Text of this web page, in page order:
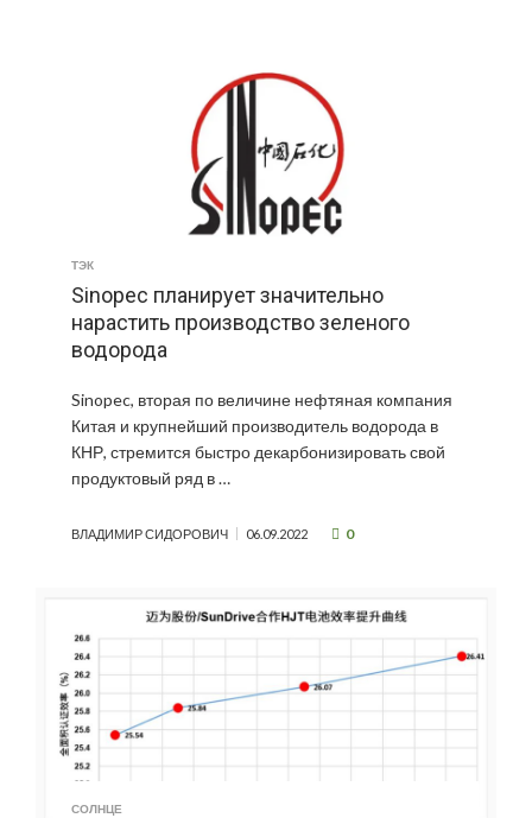
ТЭК
Sinopec планирует значительно
нарастить производство зеленого
водорода
Sinopec, вторая по величине нефтяная компания
Китая и крупнейший производитель водорода в
КНР, стремится быстро декарбонизировать свой
продуктовый ряд в …
ВЛАДИМИР СИДОРОВИЧ 06.09.2022 0
СОЛНЦЕ